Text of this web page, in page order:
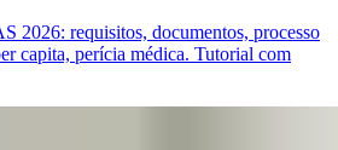
2026: requisitos, documentos, processo
capita, perícia médica. Tutorial com